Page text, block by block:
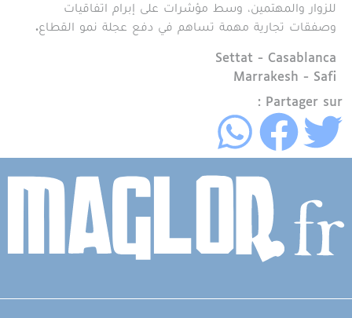
للزوار والمهتمين، وسط مؤشرات على إبرام اتفاقيات
وصفقات تجارية مهمة تساهم في دفع عجلة نمو القطاع.
Région
Settat - Casablanca
Marrakesh - Safi
Partager sur :